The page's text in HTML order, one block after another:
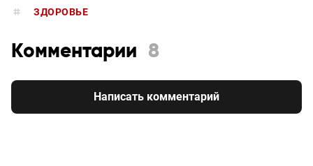
ЗДОРОВЬЕ
Комментарии 8
Написать комментарий